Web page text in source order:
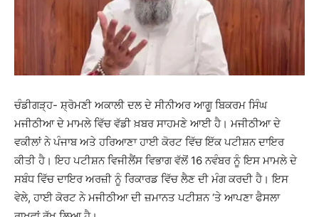
ਚੰਡੀਗੜ੍ਹ- ਸ਼੍ਰੋਮਣੀ ਅਕਾਲੀ ਦਲ ਦੇ ਸੀਨੀਅਰ ਆਗੂ ਬਿਕਰਮ ਸਿੰਘ
ਮਜੀਠੀਆ ਦੇ ਮਾਮਲੇ ਵਿੱਚ ਵੱਡੀ ਖ਼ਬਰ ਸਾਹਮਣੇ ਆਈ ਹੈ। ਮਜੀਠੀਆ ਦੇ
ਵਕੀਲਾਂ ਨੇ ਪੰਜਾਬ ਅਤੇ ਹਰਿਆਣਾ ਹਾਈ ਕੋਰਟ ਵਿੱਚ ਇੱਕ ਪਟੀਸ਼ਨ ਦਾਇਰ
ਕੀਤੀ ਹੈ। ਇਹ ਪਟੀਸ਼ਨ ਵਿਜੀਲੈਂਸ ਵਿਭਾਗ ਵੱਲੋਂ 16 ਨਵੰਬਰ ਨੂੰ ਇਸ ਮਾਮਲੇ ਦੇ
ਸਬੰਧ ਵਿੱਚ ਦਾਇਰ ਅਰਜ਼ੀ ਨੂੰ ਰਿਕਾਰਡ ਵਿੱਚ ਲੈਣ ਦੀ ਮੰਗ ਕਰਦੀ ਹੈ। ਇਸ
ਵੇਲੇ, ਹਾਈ ਕੋਰਟ ਨੇ ਮਜੀਠੀਆ ਦੀ ਜ਼ਮਾਨਤ ਪਟੀਸ਼ਨ ‘ਤੇ ਆਪਣਾ ਫੈਸਲਾ